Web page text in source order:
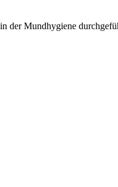
der Mundhygiene